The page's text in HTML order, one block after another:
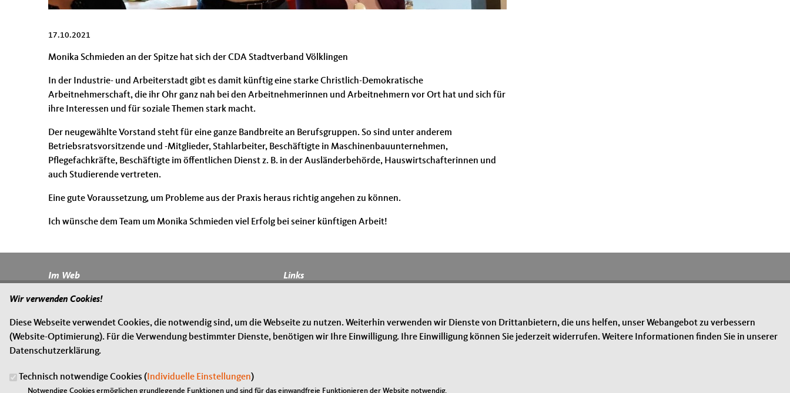
17.10.2021
Monika Schmieden an der Spitze hat sich der CDA Stadtverband Völklingen
In der Industrie- und Arbeiterstadt gibt es damit künftig eine starke Christlich-Demokratische
Arbeitnehmerschaft, die ihr Ohr ganz nah bei den Arbeitnehmerinnen und Arbeitnehmern vor Ort hat und sich für
ihre Interessen und für soziale Themen stark macht.
Der neugewählte Vorstand steht für eine ganze Bandbreite an Berufsgruppen. So sind unter anderem
Betriebsratsvorsitzende und -Mitglieder, Stahlarbeiter, Beschäftigte in Maschinenbauunternehmen,
Pflegefachkräfte, Beschäftigte im öffentlichen Dienst z. B. in der Ausländerbehörde, Hauswirtschafterinnen und
auch Studierende vertreten.
Eine gute Voraussetzung, um Probleme aus der Praxis heraus richtig angehen zu können.
Ich wünsche dem Team um Monika Schmieden viel Erfolg bei seiner künftigen Arbeit!
Fußbereich
Im Web
Marc Speicher CDA Landesvorsitzender
CDU Saar
CDU Landtagsfraktion
CDU Deutschlands
Links
Sitemap
Wir verwenden Cookies!
Diese Webseite verwendet Cookies, die notwendig sind, um die Webseite zu nutzen. Weiterhin verwenden wir Dienste von Drittanbietern, die uns helfen, unser Webangebot zu verbessern
(Website-Optimierung). Für die Verwendung bestimmter Dienste, benötigen wir Ihre Einwilligung. Ihre Einwilligung können Sie jederzeit widerrufen. Weitere Informationen finden Sie in unserer
Datenschutzerklärung.
Technisch notwendige Cookies (Individuelle Einstellungen)
Notwendige Cookies ermöglichen grundlegende Funktionen und sind für das einwandfreie Funktionieren der Website notwendig.